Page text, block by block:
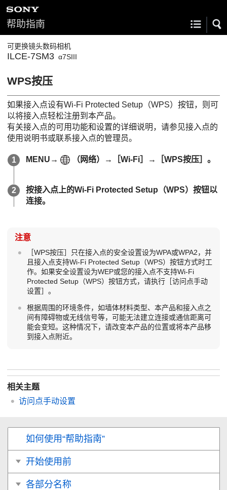
帮助指南
可更换镜头数码相机
ILCE-7SM3 α7SIII
WPS按压
如果接入点设有Wi-Fi Protected Setup（WPS）按钮，则可
以将接入点轻松注册到本产品。
有关接入点的可用功能和设置的详细说明，请参见接入点的
使用说明书或联系接入点的管理员。
MENU → （ 网络）→ ［Wi-Fi］ → ［WPS按压］。
按接入点上的Wi-Fi Protected Setup（WPS）按钮以
连接。
注意
［WPS按压］
只在接入点的安全设置设为WPA或WPA2，并
且接入点支持Wi-Fi Protected Setup（WPS）按钮方式时工
作。如果安全设置设为WEP或您的接入点不支持Wi-Fi
Protected Setup（WPS）按钮方式，请执行［访问点手动
设置］ 。
根据周围的环境条件，如墙体材料类型、本产品和接入点之
间有障碍物或无线信号等，可能无法建立连接或通信距离可
能会变短。这种情况下，请改变本产品的位置或将本产品移
到接入点附近。
相关主题
访问点手动设置
如何使用“帮助指南”
开始使用前
各部分名称